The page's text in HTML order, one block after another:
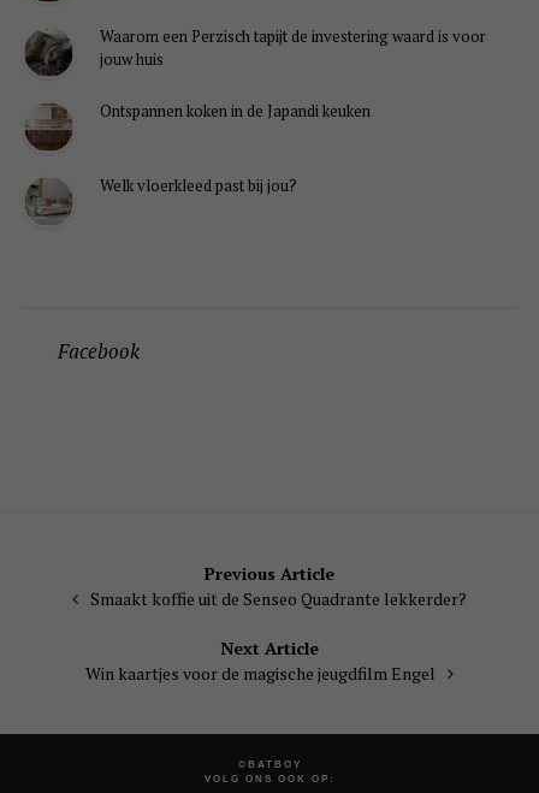
Waarom een Perzisch tapijt de investering waard is voor
jouw huis
Ontspannen koken in de Japandi keuken
Welk vloerkleed past bij jou?
Facebook
navigatie
Previous Article
Smaakt koffie uit de Senseo Quadrante lekkerder?
Next Article
Win kaartjes voor de magische jeugdfilm Engel
©BATBOY
VOLG ONS OOK OP: